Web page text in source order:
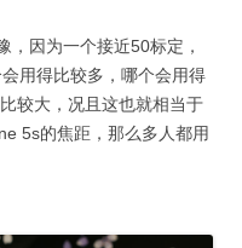
，因为一个接近50标定，
用得比较多，哪个会用得
较大，况且这也就相当于
5s的焦距，那么多人都用